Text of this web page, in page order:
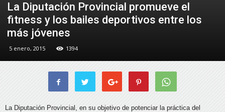
La Diputación Provincial promueve el
fitness y los bailes deportivos entre los
más jóvenes
5 enero, 2015 1394
La Diputación Provincial, en su objetivo de potenciar la práctica del